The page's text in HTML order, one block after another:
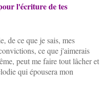
l'écriture de tes
de ce que je sais, mes
ce que j'aimerais
peut me faire tout lâcher et
qui épousera mon